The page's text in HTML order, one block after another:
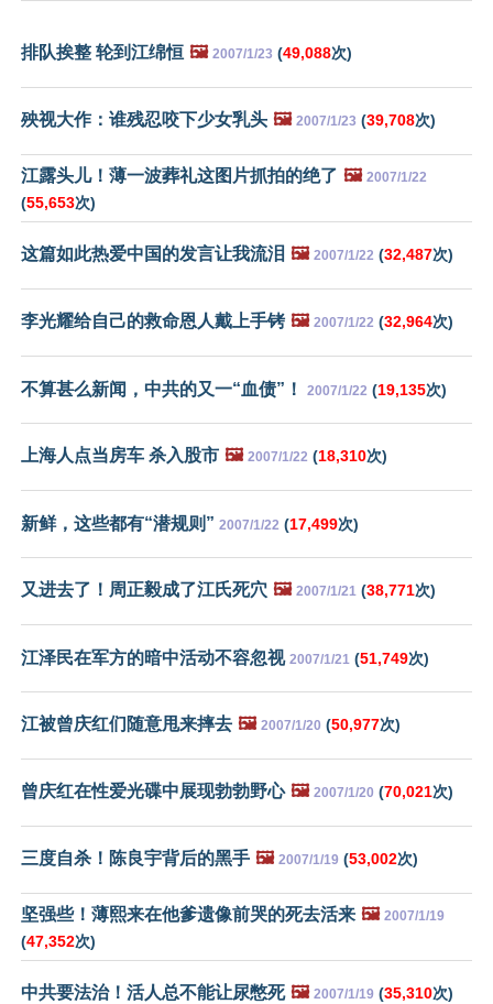
排队挨整 轮到江绵恒 🖼️ 2007/1/23 (49,088次)
殃视大作：谁残忍咬下少女乳头 🖼️ 2007/1/23 (39,708次)
江露头儿！薄一波葬礼这图片抓拍的绝了 🖼️ 2007/1/22
(55,653次)
这篇如此热爱中国的发言让我流泪 🖼️ 2007/1/22 (32,487次)
李光耀给自己的救命恩人戴上手铐 🖼️ 2007/1/22 (32,964次)
不算甚么新闻，中共的又一“血债”！ 2007/1/22 (19,135次)
上海人点当房车 杀入股市 🖼️ 2007/1/22 (18,310次)
新鲜，这些都有“潜规则” 2007/1/22 (17,499次)
又进去了！周正毅成了江氏死穴 🖼️ 2007/1/21 (38,771次)
江泽民在军方的暗中活动不容忽视 2007/1/21 (51,749次)
江被曾庆红们随意甩来摔去 🖼️ 2007/1/20 (50,977次)
曾庆红在性爱光碟中展现勃勃野心 🖼️ 2007/1/20 (70,021次)
三度自杀！陈良宇背后的黑手 🖼️ 2007/1/19 (53,002次)
坚强些！薄熙来在他爹遗像前哭的死去活来 🖼️ 2007/1/19
(47,352次)
中共要法治！活人总不能让尿憋死 🖼️ 2007/1/19 (35,310次)